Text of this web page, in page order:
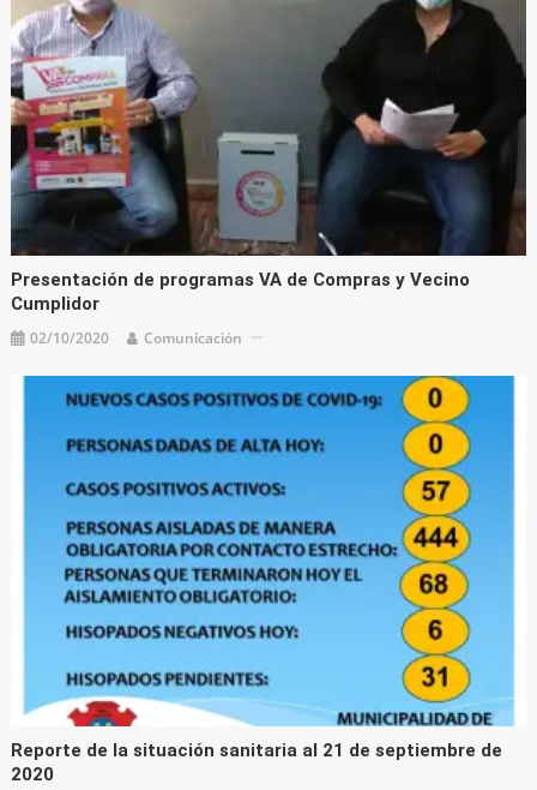
Presentación de programas VA de Compras y Vecino
Cumplidor
02/10/2020 Comunicación
Reporte de la situación sanitaria al 21 de septiembre de
2020